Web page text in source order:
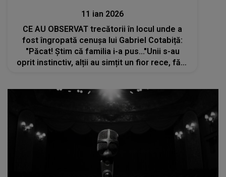
11 ian 2026
CE AU OBSERVAT trecătorii în locul unde a
fost îngropată cenușa lui Gabriel Cotabiță:
"Păcat! Știm că familia i-a pus..."Unii s-au
oprit instinctiv, alții au simțit un fior rece, fără